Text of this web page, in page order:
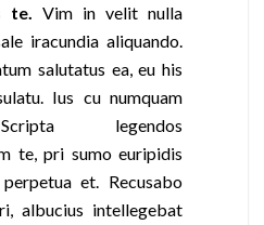
te. Vim in velit nulla
iracundia aliquando.
salutatus ea, eu his
Ius cu numquam
legendos
te, pri sumo euripidis
et. Recusabo
albucius intellegebat